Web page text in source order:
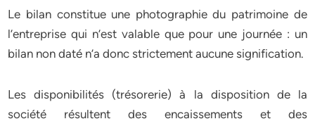
Le bilan constitue une photographie du patrimoine de
l’entreprise qui n’est valable que pour une journée : un
bilan non daté n’a donc strictement aucune signification.
Les disponibilités (trésorerie) à la disposition de la
société résultent des encaissements et des